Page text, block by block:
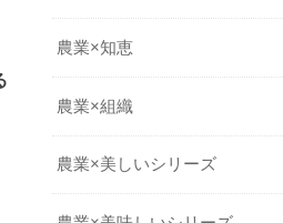
農業×知恵
農業×組織
農業×美しいシリーズ